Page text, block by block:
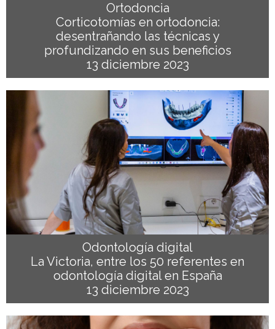
Ortodoncia
Corticotomías en ortodoncia:
desentrañando las técnicas y
profundizando en sus beneficios
13 diciembre 2023
Odontología digital
La Victoria, entre los 50 referentes en
odontología digital en España
13 diciembre 2023